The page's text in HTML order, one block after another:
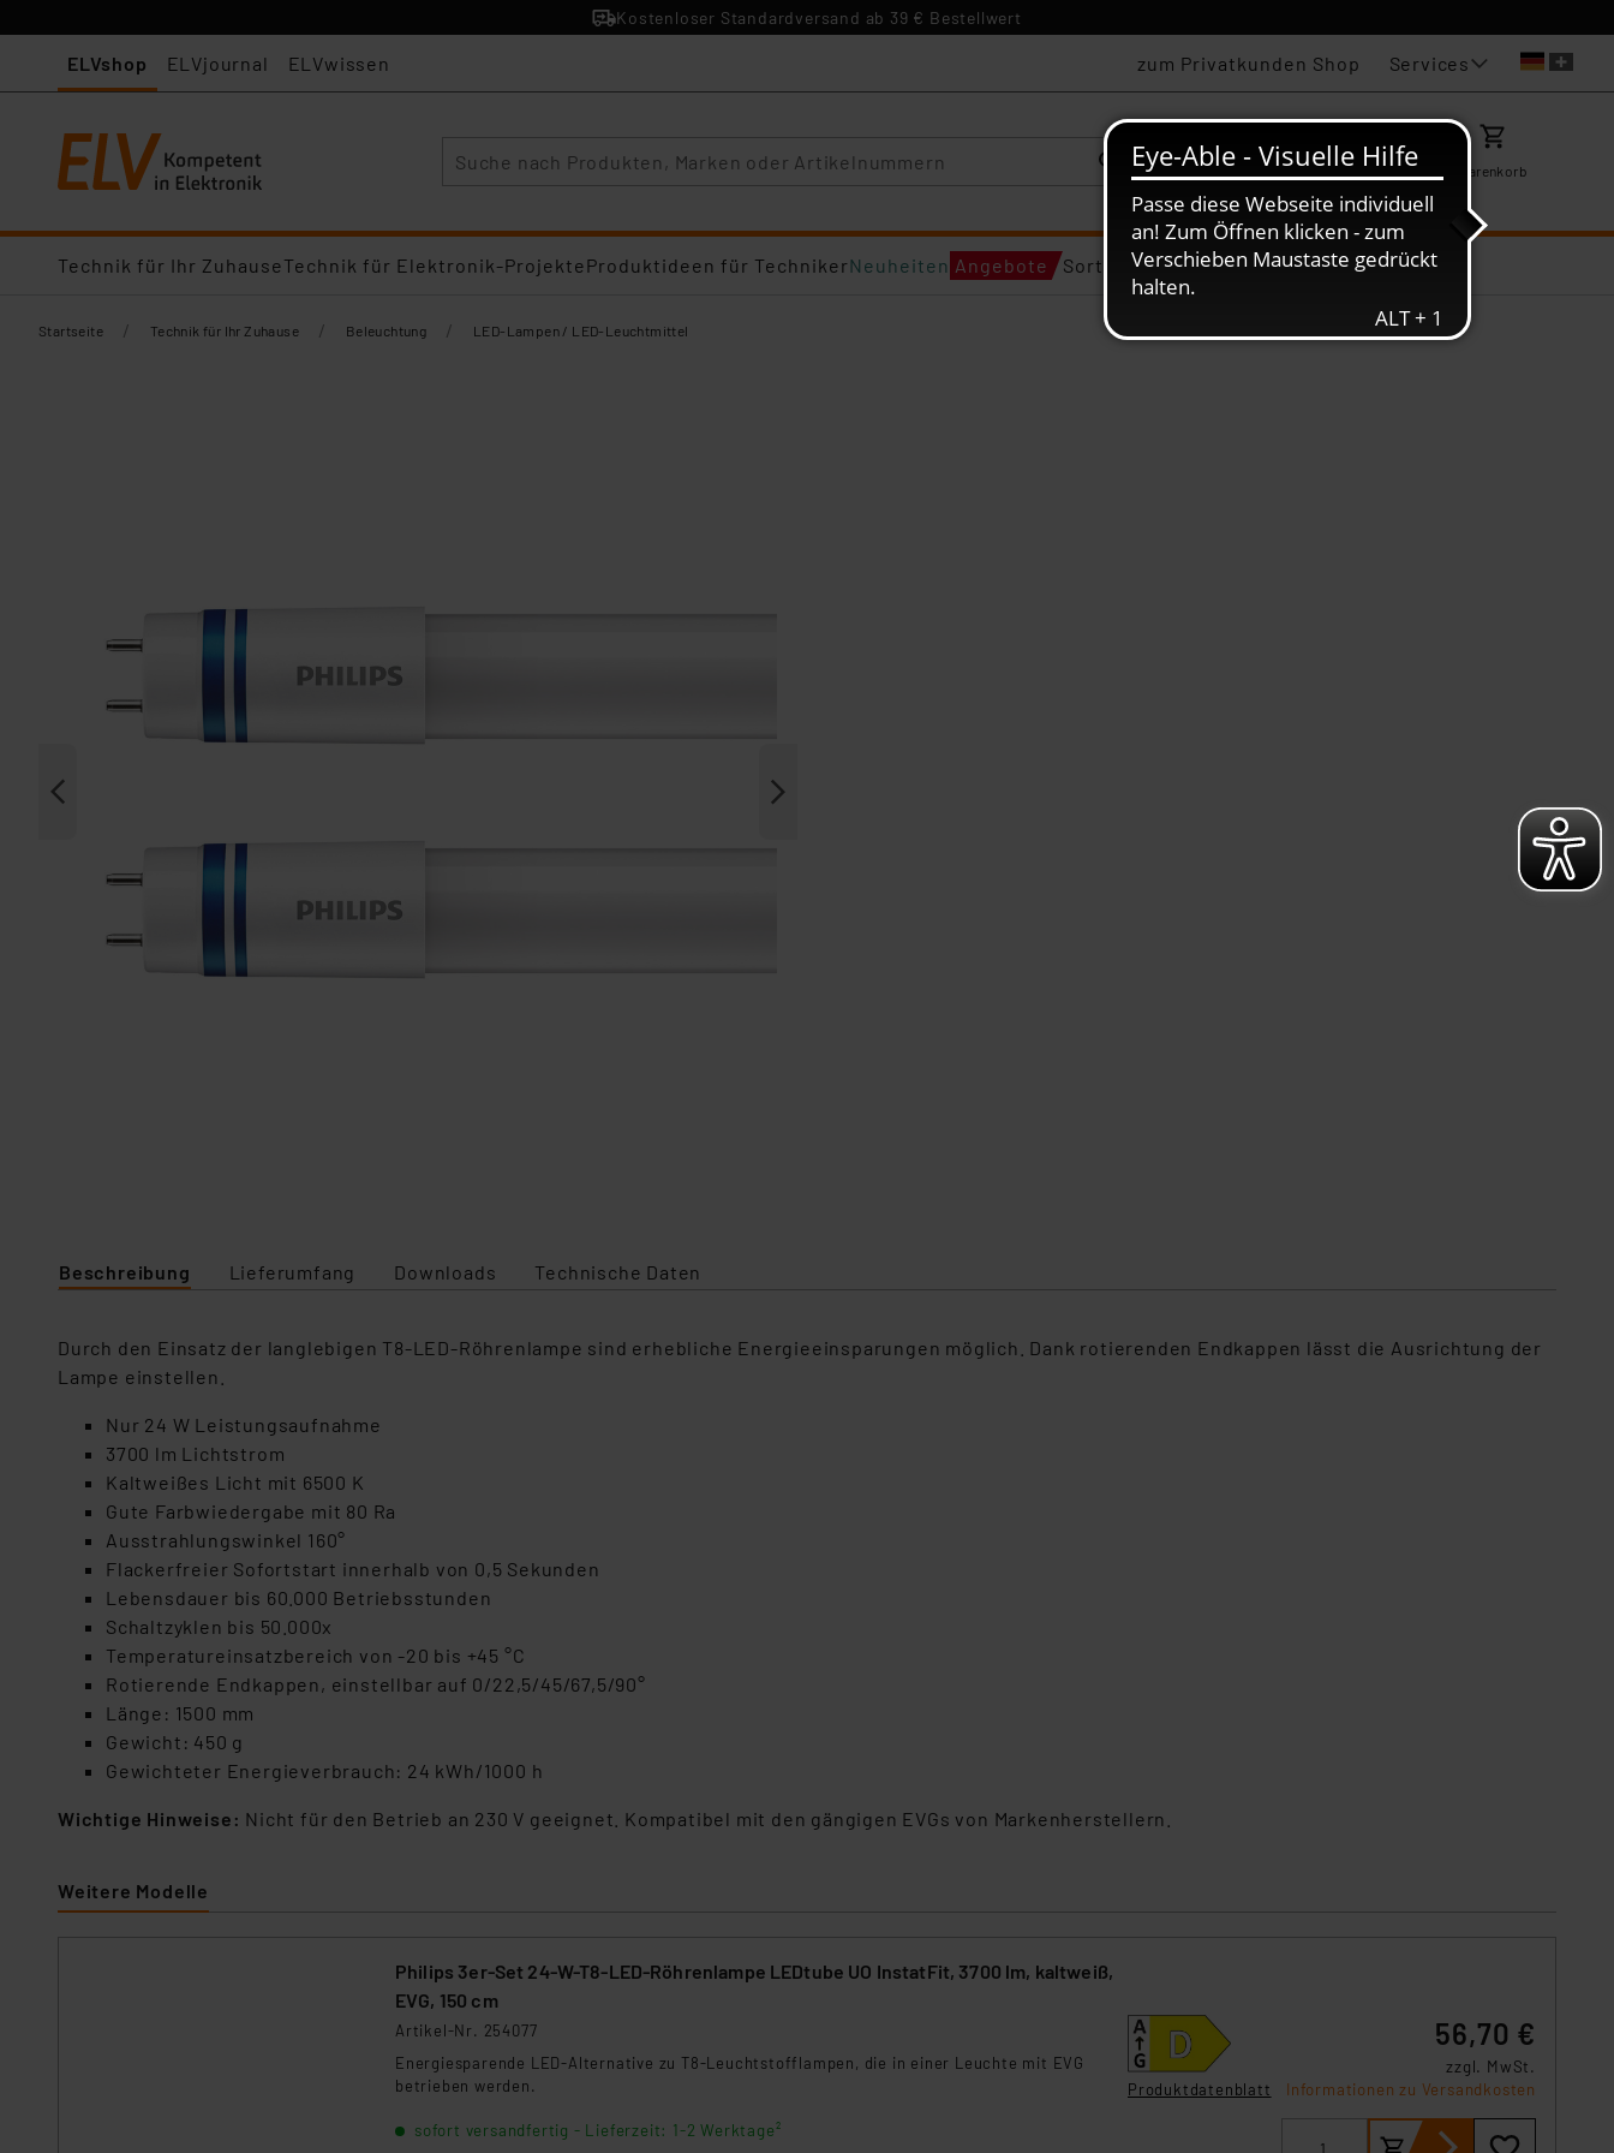
Kostenloser Standardversand ab 39 € Bestellwert
ELVshop ELVjournal ELVwissen zum Privatkunden Shop Services
KarriereMein ELV Merkzettel Warenkorb
Technik für Ihr ZuhauseTechnik für Elektronik-ProjekteProduktideen für TechnikerNeuheiten Angebote Sortiments-Deals
Startseite / Technik für Ihr Zuhause / Beleuchtung / LED-Lampen / LED-Leuchtmittel
Beschreibung Lieferumfang Downloads Technische Daten
Durch den Einsatz der langlebigen T8-LED-Röhrenlampe sind erhebliche Energieeinsparungen möglich. Dank rotierenden Endkappen lässt die Ausrichtung der
Lampe einstellen.
Nur 24 W Leistungsaufnahme
3700 lm Lichtstrom
Kaltweißes Licht mit 6500 K
Gute Farbwiedergabe mit 80 Ra
Ausstrahlungswinkel 160°
Flackerfreier Sofortstart innerhalb von 0,5 Sekunden
Lebensdauer bis 60.000 Betriebsstunden
Schaltzyklen bis 50.000x
Temperatureinsatzbereich von -20 bis +45 °C
Rotierende Endkappen, einstellbar auf 0/22,5/45/67,5/90°
Länge: 1500 mm
Gewicht: 450 g
Gewichteter Energieverbrauch: 24 kWh/1000 h
Wichtige Hinweise: Nicht für den Betrieb an 230 V geeignet. Kompatibel mit den gängigen EVGs von Markenherstellern.
Weitere Modelle
Philips 3er-Set 24-W-T8-LED-Röhrenlampe LEDtube UO InstatFit, 3700 lm, kaltweiß,
EVG, 150 cm
Artikel-Nr. 254077
Energiesparende LED-Alternative zu T8-Leuchtstofflampen, die in einer Leuchte mit EVG
betrieben werden.
sofort versandfertig - Lieferzeit: 1-2 Werktage²
Produktdatenblatt
56,70 €
zzgl. MwSt.
Informationen zu Versandkosten